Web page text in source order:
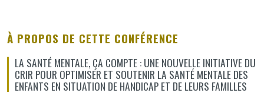
À PROPOS DE CETTE CONFÉRENCE
LA SANTÉ MENTALE, ÇA COMPTE : UNE NOUVELLE INITIATIVE DU
CRIR POUR OPTIMISER ET SOUTENIR LA SANTÉ MENTALE DES
ENFANTS EN SITUATION DE HANDICAP ET DE LEURS FAMILLES